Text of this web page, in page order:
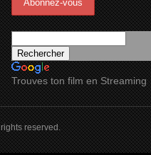
Trouves ton film en Streaming
reserved.